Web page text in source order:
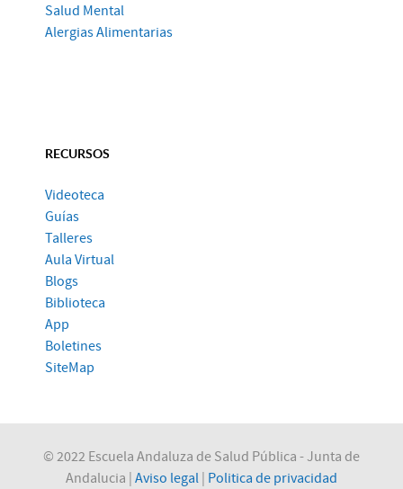
Salud Mental
Alergias Alimentarias
RECURSOS
Videoteca
Guías
Talleres
Aula Virtual
Blogs
Biblioteca
App
Boletines
SiteMap
© 2022 Escuela Andaluza de Salud Pública - Junta de
Andalucia | Aviso legal | Politica de privacidad